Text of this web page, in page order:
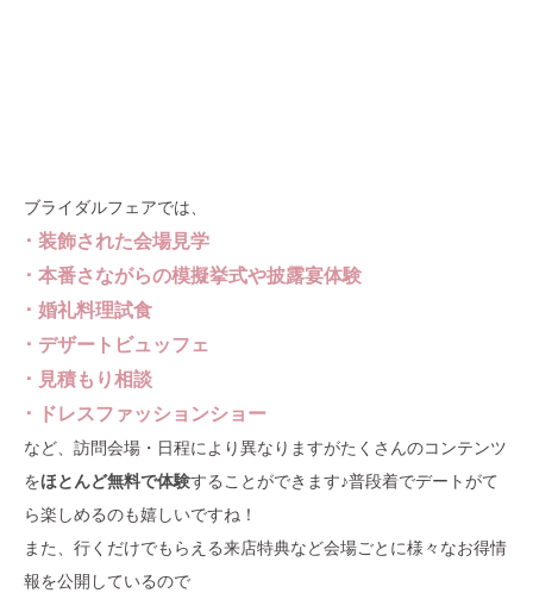
ブライダルフェアでは、
･ 装飾された会場見学
･ 本番さながらの模擬挙式や披露宴体験
･ 婚礼料理試食
･ デザートビュッフェ
･ 見積もり相談
･ ドレスファッションショー
など、訪問会場・日程により異なりますがたくさんのコンテンツ
をほとんど無料で体験することができます♪普段着でデートがて
ら楽しめるのも嬉しいですね！
また、行くだけでもらえる来店特典など会場ごとに様々なお得情
報を公開しているので